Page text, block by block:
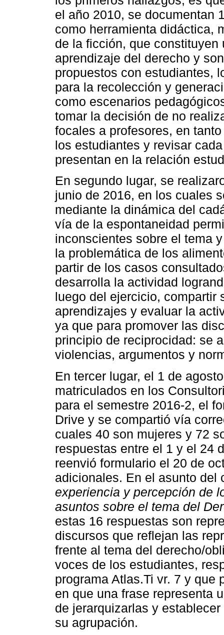
el año 2010, se documentan
como herramienta didáctica,
de la ficción, que
aprendizaje del derecho y
propuestos con estudiantes,
para la recolección y
como escenarios
tomar la decisión de no
focales a profesores, en
los estudiantes y revisar
presentan en la relación
En segundo lugar, se
junio de 2016, en los cuales
mediante la dinámica del
vía de la espontaneidad
inconscientes sobre el tema
la problemática de los
partir de los casos
desarrolla la actividad
luego del ejercicio, compartir
aprendizajes y evaluar la
ya que para promover las
principio de reciprocidad: se
violencias, argumentos y
En tercer lugar, el 1 de
matriculados en los
para el semestre 2016-2, el
Drive y se compartió vía
cuales 40 son mujeres y 72
respuestas entre el 1 y el 24
reenvió formulario el 20 de
adicionales. En el asunto
experiencia y percepción de
asuntos sobre el tema del
estas 16 respuestas son
discursos que reflejan las
frente al tema del derecho/
voces de los estudiantes,
programa Atlas.Ti vr. 7 y que
en que una frase representa
de jerarquizarlas y
su agrupación.